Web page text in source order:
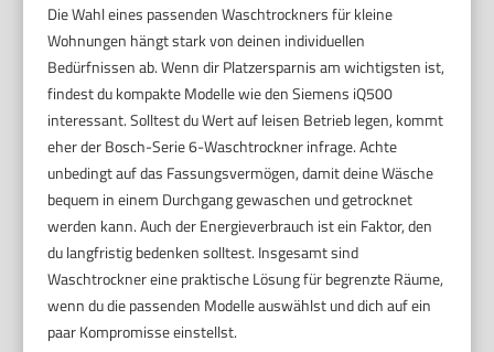
Die Wahl eines passenden Waschtrockners für kleine
Wohnungen hängt stark von deinen individuellen
Bedürfnissen ab. Wenn dir Platzersparnis am wichtigsten ist,
findest du kompakte Modelle wie den Siemens iQ500
interessant. Solltest du Wert auf leisen Betrieb legen, kommt
eher der Bosch-Serie 6-Waschtrockner infrage. Achte
unbedingt auf das Fassungsvermögen, damit deine Wäsche
bequem in einem Durchgang gewaschen und getrocknet
werden kann. Auch der Energieverbrauch ist ein Faktor, den
du langfristig bedenken solltest. Insgesamt sind
Waschtrockner eine praktische Lösung für begrenzte Räume,
wenn du die passenden Modelle auswählst und dich auf ein
paar Kompromisse einstellst.